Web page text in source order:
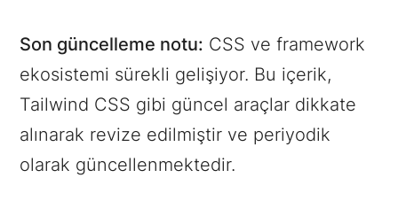
Son güncelleme notu: CSS ve framework
ekosistemi sürekli gelişiyor. Bu içerik,
Tailwind CSS gibi güncel araçlar dikkate
alınarak revize edilmiştir ve periyodik
olarak güncellenmektedir.